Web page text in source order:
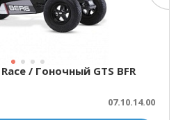
/ Гоночный GTS BFR
07.10.14.00